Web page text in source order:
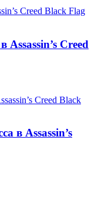
Creed
в Assassin’s